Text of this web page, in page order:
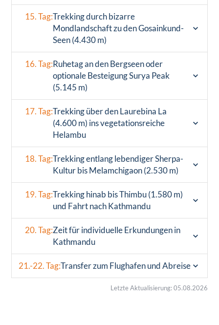
15. Tag:Trekking durch bizarre
Mondlandschaft zu den Gosainkund-
Seen (4.430 m)
16. Tag:Ruhetag an den Bergseen oder
optionale Besteigung Surya Peak
(5.145 m)
17. Tag:Trekking über den Laurebina La
(4.600 m) ins vegetationsreiche
Helambu
18. Tag:Trekking entlang lebendiger Sherpa-
Kultur bis Melamchigaon (2.530 m)
19. Tag:Trekking hinab bis Thimbu (1.580 m)
und Fahrt nach Kathmandu
20. Tag:Zeit für individuelle Erkundungen in
Kathmandu
21.-22. Tag:Transfer zum Flughafen und Abreise
Letzte Aktualisierung: 05.08.2026